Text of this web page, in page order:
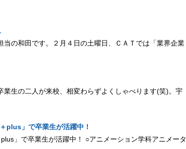
の和田です。２月４日の土曜日、ＣＡＴでは「業界企業
生の二人が来校、相変わらずよくしゃべります(笑)。宇
plus」で卒業生が活躍中！
」で卒業生が活躍中！ ○アニメーション学科アニメータ